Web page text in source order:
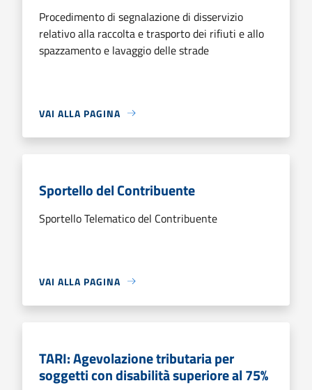
Procedimento di segnalazione di disservizio
relativo alla raccolta e trasporto dei rifiuti e allo
spazzamento e lavaggio delle strade
VAI ALLA PAGINA
Sportello del Contribuente
Sportello Telematico del Contribuente
VAI ALLA PAGINA
TARI: Agevolazione tributaria per
soggetti con disabilità superiore al 75%